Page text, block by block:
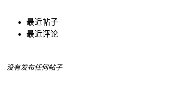
最近帖子
最近评论
没有发布任何帖子